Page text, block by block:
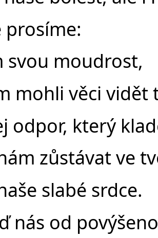
prosíme:
svou moudrost,
mohli věci vidět
odpor, který
zůstávat ve
slabé srdce.
nás od